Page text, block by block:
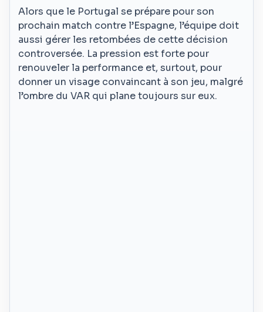
Alors que le Portugal se prépare pour son
prochain match contre l’Espagne, l’équipe doit
aussi gérer les retombées de cette décision
controversée. La pression est forte pour
renouveler la performance et, surtout, pour
donner un visage convaincant à son jeu, malgré
l’ombre du VAR qui plane toujours sur eux.